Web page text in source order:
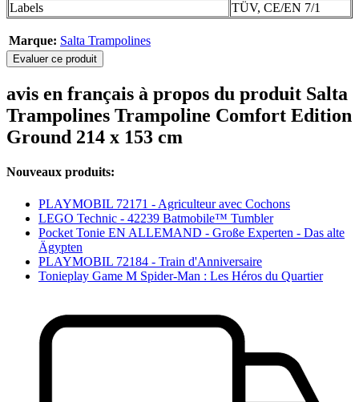
Labels
TÜV, CE/EN 7/1
Marque: Salta Trampolines
Evaluer ce produit
avis en français à propos du produit Salta
Trampolines Trampoline Comfort Edition
Ground 214 x 153 cm
Nouveaux produits:
PLAYMOBIL 72171 - Agriculteur avec Cochons
LEGO Technic - 42239 Batmobile™ Tumbler
Pocket Tonie EN ALLEMAND - Große Experten - Das alte
Ägypten
PLAYMOBIL 72184 - Train d'Anniversaire
Tonieplay Game M Spider-Man : Les Héros du Quartier